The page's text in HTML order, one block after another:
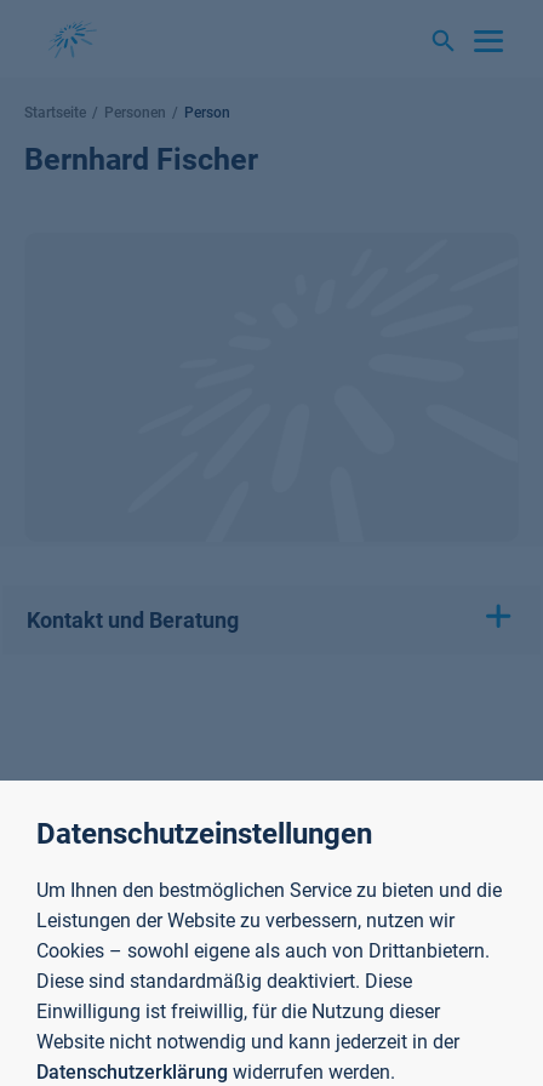
Startseite Personen Person
Bernhard Fischer
Kontakt und Beratung
Datenschutzeinstellungen
Um Ihnen den bestmöglichen Service zu bieten und die
Leistungen der Website zu verbessern, nutzen wir
Cookies – sowohl eigene als auch von Drittanbietern.
Diese sind standardmäßig deaktiviert. Diese
Einwilligung ist freiwillig, für die Nutzung dieser
Website nicht notwendig und kann jederzeit in der
Datenschutzerklärung widerrufen werden.